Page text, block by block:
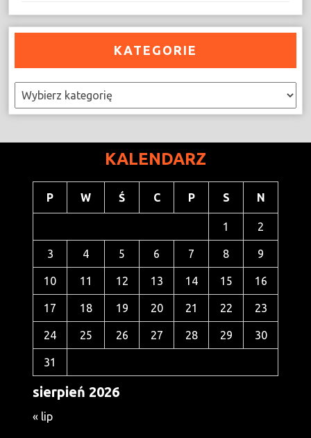
KATEGORIE
Kategorie
KALENDARZ
sierpień 2026
P W Ś C P S N
1 2
3 4 5 6 7 8 9
10 11 12 13 14 15 16
17 18 19 20 21 22 23
24 25 26 27 28 29 30
31
« lip